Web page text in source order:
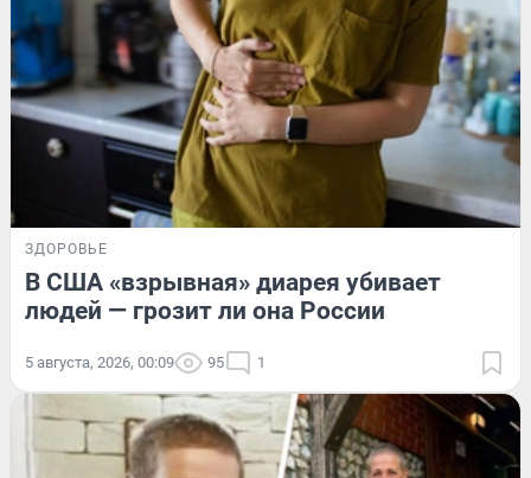
ЗДОРОВЬЕ
В США «взрывная» диарея убивает
людей — грозит ли она России
5 августа, 2026, 00:09 95 1